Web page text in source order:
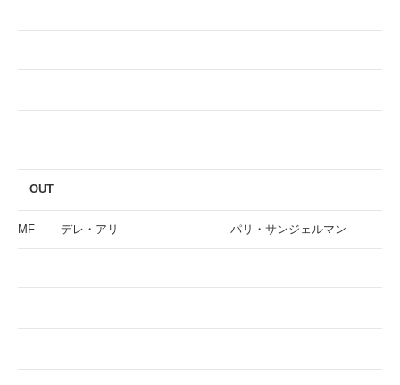
OUT
MF デレ・アリ パリ・サンジェルマン